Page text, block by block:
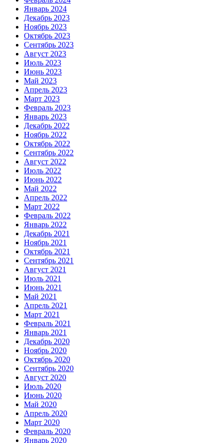
Январь 2024
Декабрь 2023
Ноябрь 2023
Октябрь 2023
Сентябрь 2023
Август 2023
Июль 2023
Июнь 2023
Май 2023
Апрель 2023
Март 2023
Февраль 2023
Январь 2023
Декабрь 2022
Ноябрь 2022
Октябрь 2022
Сентябрь 2022
Август 2022
Июль 2022
Июнь 2022
Май 2022
Апрель 2022
Март 2022
Февраль 2022
Январь 2022
Декабрь 2021
Ноябрь 2021
Октябрь 2021
Сентябрь 2021
Август 2021
Июль 2021
Июнь 2021
Май 2021
Апрель 2021
Март 2021
Февраль 2021
Январь 2021
Декабрь 2020
Ноябрь 2020
Октябрь 2020
Сентябрь 2020
Август 2020
Июль 2020
Июнь 2020
Май 2020
Апрель 2020
Март 2020
Февраль 2020
Январь 2020